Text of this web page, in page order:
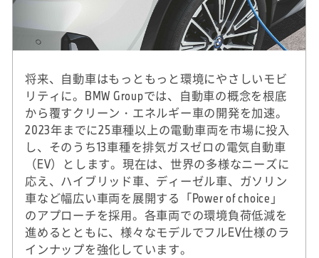
将来、自動車はもっともっと環境にやさしいモビ
リティに。BMW Groupでは、自動車の概念を根底
から覆すクリーン・エネルギー車の開発を加速。
2023年までに25車種以上の電動車両を市場に投入
し、そのうち13車種を排気ガスゼロの電気自動車
（EV）とします。現在は、世界の多様なニーズに
応え、ハイブリッド車、ディーゼル車、ガソリン
車など幅広い車両を展開する「Power of choice」
のアプローチを採用。各車両での環境負荷低減を
進めるとともに、様々なモデルでフルEV仕様のラ
インナップを強化しています。